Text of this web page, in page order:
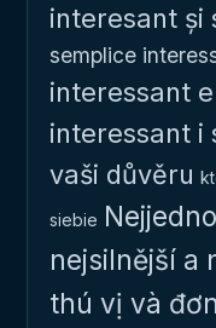
interesant și
semplice
interessant
interessant i
vaši důvěru
siebie
nejsilnější a
thú vị và